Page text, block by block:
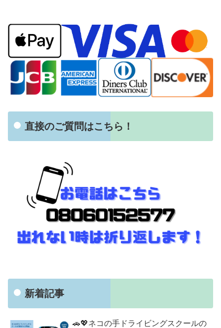
直接のご質問はこちら！
新着記事
🚗💖ネコの手ドライビングスクールの